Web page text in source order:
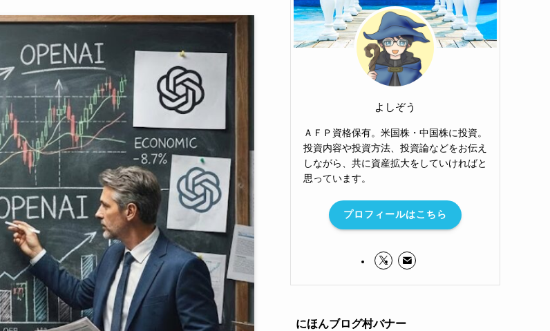
よしぞう
ＡＦＰ資格保有。米国株・中国株に投資。
投資内容や投資方法、投資論などをお伝え
しながら、共に資産拡大をしていければと
思っています。
プロフィールはこちら
にほんブログ村バナー